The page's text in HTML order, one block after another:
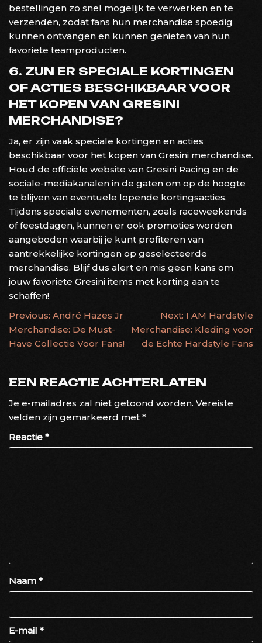
bestellingen zo snel mogelijk te verwerken en te
verzenden, zodat fans hun merchandise spoedig
kunnen ontvangen en kunnen genieten van hun
favoriete teamproducten.
6. ZIJN ER SPECIALE KORTINGEN
OF ACTIES BESCHIKBAAR VOOR
HET KOPEN VAN GRESINI
MERCHANDISE?
Ja, er zijn vaak speciale kortingen en acties
beschikbaar voor het kopen van Gresini merchandise.
Houd de officiële website van Gresini Racing en de
sociale-mediakanalen in de gaten om op de hoogte
te blijven van eventuele lopende kortingsacties.
Tijdens speciale evenementen, zoals raceweekends
of feestdagen, kunnen er ook promoties worden
aangeboden waarbij je kunt profiteren van
aantrekkelijke kortingen op geselecteerde
merchandise. Blijf dus alert en mis geen kans om
jouw favoriete Gresini items met korting aan te
schaffen!
BERICHTNAVIGATIE
Previous: André Hazes Jr
Merchandise: De Must-
Have Collectie Voor Fans!
Next: I AM Hardstyle
Merchandise: Kleding voor
de Echte Hardstyle Fans
EEN REACTIE ACHTERLATEN
Je e-mailadres zal niet getoond worden. Vereiste
velden zijn gemarkeerd met *
Reactie *
Naam *
E-mail *